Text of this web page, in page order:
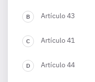
Artículo 43
Artículo 41
Artículo 44